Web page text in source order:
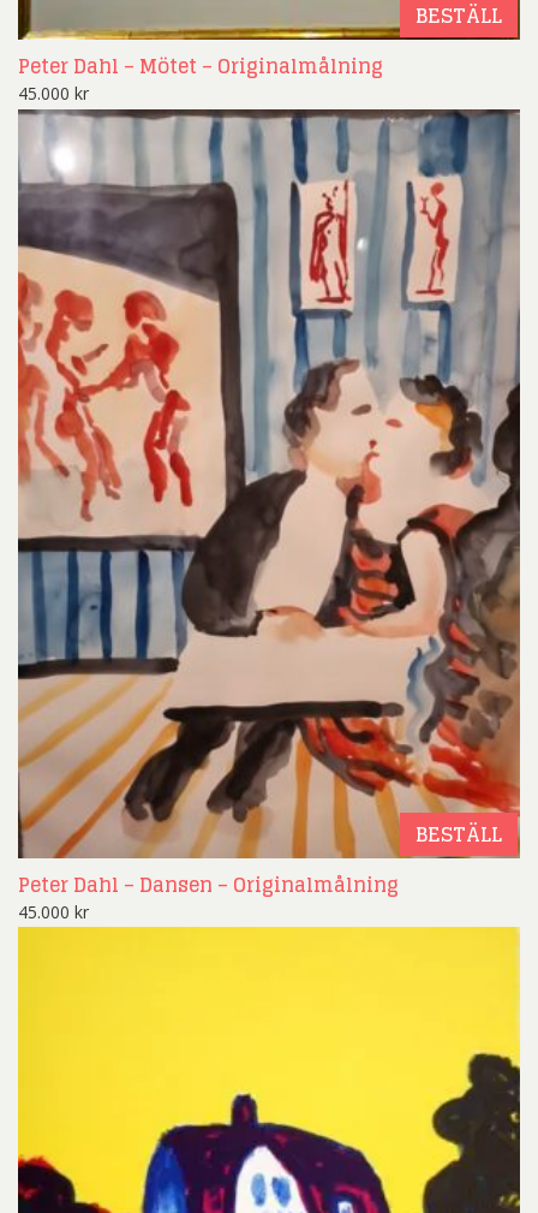
BESTÄLL
Peter Dahl – Mötet – Originalmålning
45.000 kr
BESTÄLL
Peter Dahl – Dansen – Originalmålning
45.000 kr